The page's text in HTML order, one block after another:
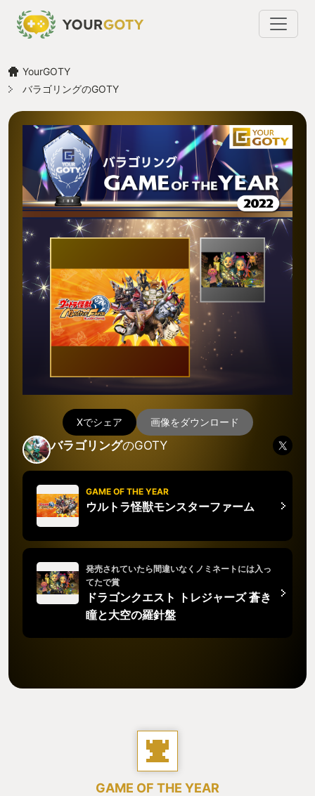
YourGOTY
バラゴリングのGOTY
Xでシェア 画像をダウンロード
バラゴリングのGOTY
GAME OF THE YEAR
ウルトラ怪獣モンスターファーム
発売されていたら間違いなくノミネートには入っ
てたで賞
ドラゴンクエスト トレジャーズ 蒼き
瞳と大空の羅針盤
GAME OF THE YEAR